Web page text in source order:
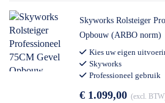
Skyworks Rolsteiger
Opbouw (ARBO norm)
Kies uw eigen
Skyworks
Professioneel gebruik
€ 1.099,00 excl. BTW